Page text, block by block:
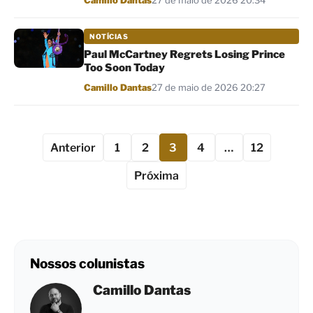
NOTÍCIAS
Paul McCartney Regrets Losing Prince
Too Soon Today
Por
Camillo Dantas27 de maio de 2026 20:27
Anterior 1 2 3 4 … 12
Próxima
Nossos colunistas
Camillo Dantas